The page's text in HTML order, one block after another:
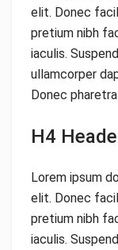
elit. Donec
pretium nibh
iaculis.
ullamcorper
Donec
H4
Lorem ipsum
elit. Donec
pretium nibh
iaculis.